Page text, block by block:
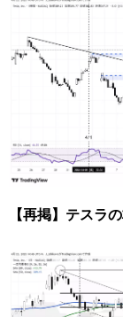
【再掲】テスラ